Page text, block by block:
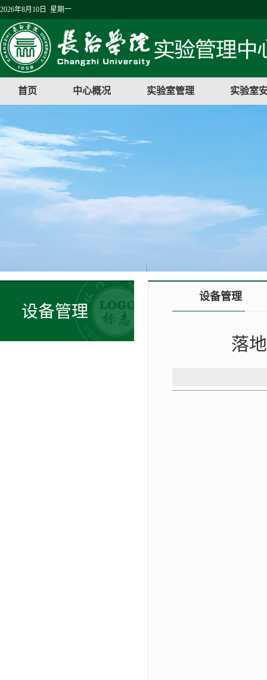
2026年8月10日 星期一
首页 中心概况 实验室管理 实验室
设备管理
设备管理
落